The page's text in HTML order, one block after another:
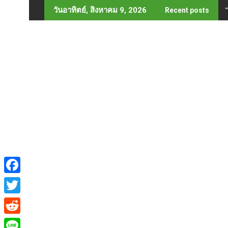
to
วันอาทิตย์, สิงหาคม 9, 2026 Recent posts
F
a
c
T
w
R